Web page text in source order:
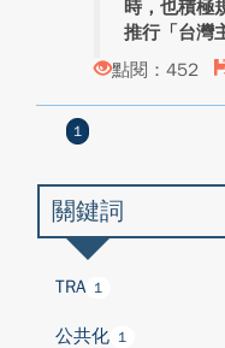
時，也積極
推行「台灣
點閱：452
1
關鍵詞
TRA 1
公共化 1